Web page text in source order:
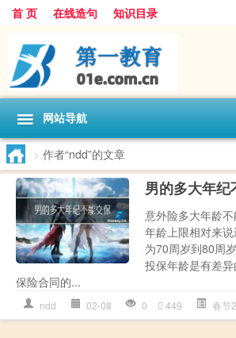
首 页 在线造句 知识目录
网站导航
> 作者“ndd”的文章
男的多大年纪
意外险多大年龄
年龄上限相对来
为70周岁到80周
投保年龄是有差
保险合同的...
ndd 02-08 0 449 春节